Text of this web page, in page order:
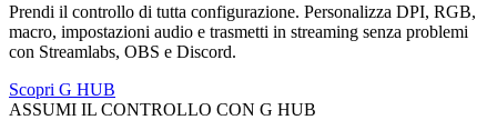
Prendi il controllo di tutta configurazione. Personalizza DPI, RGB,
macro, impostazioni audio e trasmetti in streaming senza problemi
con Streamlabs, OBS e Discord.
Scopri G HUB
ASSUMI IL CONTROLLO CON G HUB